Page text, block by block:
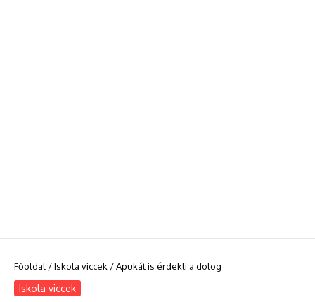
Főoldal /Iskola viccek /Apukát is érdekli a dolog
Iskola viccek